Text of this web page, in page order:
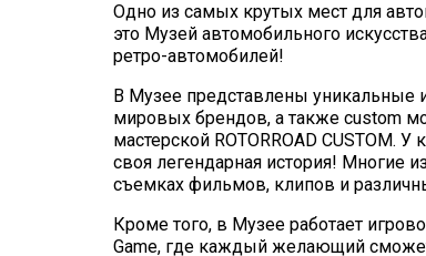
Одно из самых крутых мест для
это Музей автомобильного
ретро-автомобилей!
В Музее представлены уникальные
мировых брендов, а также custom
мастерской ROTORROAD CUSTOM. У
своя легендарная история! Многие
съемках фильмов, клипов и
Кроме того, в Музее работает
Game, где каждый желающий